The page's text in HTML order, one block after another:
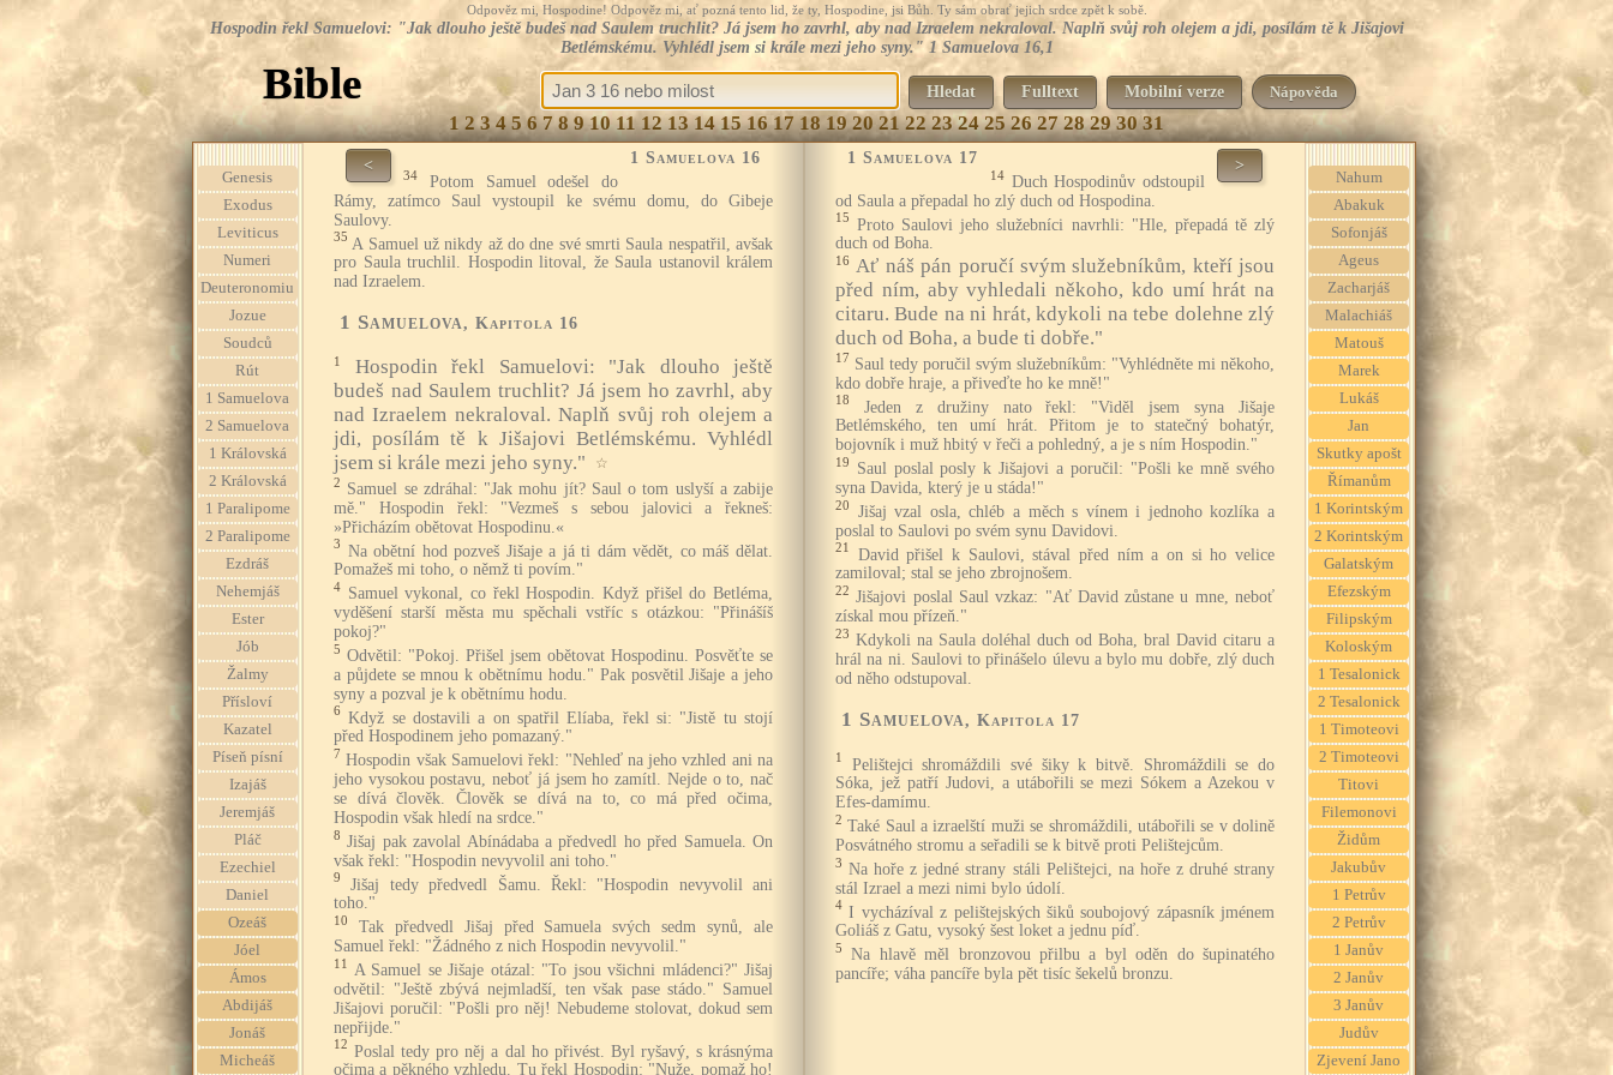
Odpověz mi, Hospodine! Odpověz mi, ať pozná tento lid, že ty, Hospodine, jsi Bůh. Ty sám obrať jejich srdce zpět k sobě.
Hospodin řekl Samuelovi: "Jak dlouho ještě budeš nad Saulem truchlit? Já jsem ho zavrhl, aby nad Izraelem nekraloval. Naplň svůj roh olejem a jdi, posílám tě k Jišajovi
Betlémskému. Vyhlédl jsem si krále mezi jeho syny." 1 Samuelova 16,1
Bible Hledat Fulltext Mobilní verze Nápověda
1 2 3 4 5 6 7 8 9 10 11 12 13 14 15 16 17 18 19 20 21 22 23 24 25 26 27 28 29 30 31
Genesis
Exodus
Leviticus
Numeri
Deuteronomiu
Jozue
Soudců
Rút
1 Samuelova
2 Samuelova
1 Královská
2 Královská
1 Paralipome
2 Paralipome
Ezdráš
Nehemjáš
Ester
Jób
Žalmy
Přísloví
Kazatel
Píseň písní
Izajáš
Jeremjáš
Pláč
Ezechiel
Daniel
Ozeáš
Jóel
Ámos
Abdijáš
Jonáš
Micheáš
< 1 Samuelova 16
34
Potom Samuel odešel do
Rámy, zatímco Saul vystoupil ke svému domu, do Gibeje
Saulovy.
35 A Samuel už nikdy až do dne své smrti Saula nespatřil, avšak
pro Saula truchlil. Hospodin litoval, že Saula ustanovil králem
nad Izraelem.
1 Samuelova, Kapitola 16
1
Hospodin řekl Samuelovi: "Jak dlouho ještě
budeš nad Saulem truchlit? Já jsem ho zavrhl, aby
nad Izraelem nekraloval. Naplň svůj roh olejem a
jdi, posílám tě k Jišajovi Betlémskému. Vyhlédl
jsem si krále mezi jeho syny."
☆
2 Samuel se zdráhal: "Jak mohu jít? Saul o tom uslyší a zabije
mě." Hospodin řekl: "Vezmeš s sebou jalovici a řekneš:
»Přicházím obětovat Hospodinu.«
3 Na obětní hod pozveš Jišaje a já ti dám vědět, co máš dělat.
Pomažeš mi toho, o němž ti povím."
4 Samuel vykonal, co řekl Hospodin. Když přišel do Betléma,
vyděšení starší města mu spěchali vstříc s otázkou: "Přinášíš
pokoj?"
5 Odvětil: "Pokoj. Přišel jsem obětovat Hospodinu. Posvěťte se
a půjdete se mnou k obětnímu hodu." Pak posvětil Jišaje a jeho
syny a pozval je k obětnímu hodu.
6
Když se dostavili a on spatřil Elíaba, řekl si: "Jistě tu stojí
před Hospodinem jeho pomazaný."
7 Hospodin však Samuelovi řekl: "Nehleď na jeho vzhled ani na
jeho vysokou postavu, neboť já jsem ho zamítl. Nejde o to, nač
se dívá člověk. Člověk se dívá na to, co má před očima,
Hospodin však hledí na srdce."
8 Jišaj pak zavolal Abínádaba a předvedl ho před Samuela. On
však řekl: "Hospodin nevyvolil ani toho."
9
Jišaj tedy předvedl Šamu. Řekl: "Hospodin nevyvolil ani
toho."
10
Tak předvedl Jišaj před Samuela svých sedm synů, ale
Samuel řekl: "Žádného z nich Hospodin nevyvolil."
11
A Samuel se Jišaje otázal: "To jsou všichni mládenci?" Jišaj
odvětil: "Ještě zbývá nejmladší, ten však pase stádo." Samuel
Jišajovi poručil: "Pošli pro něj! Nebudeme stolovat, dokud sem
nepřijde."
12 Poslal tedy pro něj a dal ho přivést. Byl ryšavý, s krásnýma
očima a pěkného vzhledu. Tu řekl Hospodin: "Nuže, pomaž ho!
1 Samuelova 17 >
14 Duch Hospodinův odstoupil
od Saula a přepadal ho zlý duch od Hospodina.
15 Proto Saulovi jeho služebníci navrhli: "Hle, přepadá tě zlý
duch od Boha.
16 Ať náš pán poručí svým služebníkům, kteří jsou
před ním, aby vyhledali někoho, kdo umí hrát na
citaru. Bude na ni hrát, kdykoli na tebe dolehne zlý
duch od Boha, a bude ti dobře."
17 Saul tedy poručil svým služebníkům: "Vyhlédněte mi někoho,
kdo dobře hraje, a přiveďte ho ke mně!"
18
Jeden z družiny nato řekl: "Viděl jsem syna Jišaje
Betlémského, ten umí hrát. Přitom je to statečný bohatýr,
bojovník i muž hbitý v řeči a pohledný, a je s ním Hospodin."
19
Saul poslal posly k Jišajovi a poručil: "Pošli ke mně svého
syna Davida, který je u stáda!"
20
Jišaj vzal osla, chléb a měch s vínem i jednoho kozlíka a
poslal to Saulovi po svém synu Davidovi.
21
David přišel k Saulovi, stával před ním a on si ho velice
zamiloval; stal se jeho zbrojnošem.
22 Jišajovi poslal Saul vzkaz: "Ať David zůstane u mne, neboť
získal mou přízeň."
23 Kdykoli na Saula doléhal duch od Boha, bral David citaru a
hrál na ni. Saulovi to přinášelo úlevu a bylo mu dobře, zlý duch
od něho odstupoval.
1 Samuelova, Kapitola 17
1
Pelištejci shromáždili své šiky k bitvě. Shromáždili se do
Sóka, jež patří Judovi, a utábořili se mezi Sókem a Azekou v
Efes-damímu.
2 Také Saul a izraelští muži se shromáždili, utábořili se v dolině
Posvátného stromu a seřadili se k bitvě proti Pelištejcům.
3 Na hoře z jedné strany stáli Pelištejci, na hoře z druhé strany
stál Izrael a mezi nimi bylo údolí.
4 I vycházíval z pelištejských šiků soubojový zápasník jménem
Goliáš z Gatu, vysoký šest loket a jednu píď.
5
Na hlavě měl bronzovou přilbu a byl oděn do šupinatého
pancíře; váha pancíře byla pět tisíc šekelů bronzu.
Nahum
Abakuk
Sofonjáš
Ageus
Zacharjáš
Malachiáš
Matouš
Marek
Lukáš
Jan
Skutky apošt
Římanům
1 Korintským
2 Korintským
Galatským
Efezským
Filipským
Koloským
1 Tesalonick
2 Tesalonick
1 Timoteovi
2 Timoteovi
Titovi
Filemonovi
Židům
Jakubův
1 Petrův
2 Petrův
1 Janův
2 Janův
3 Janův
Judův
Zjevení Jano